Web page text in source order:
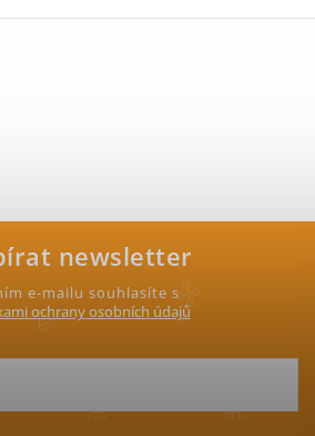
newsletter
e-mailu souhlasíte s
ochrany osobních údajů